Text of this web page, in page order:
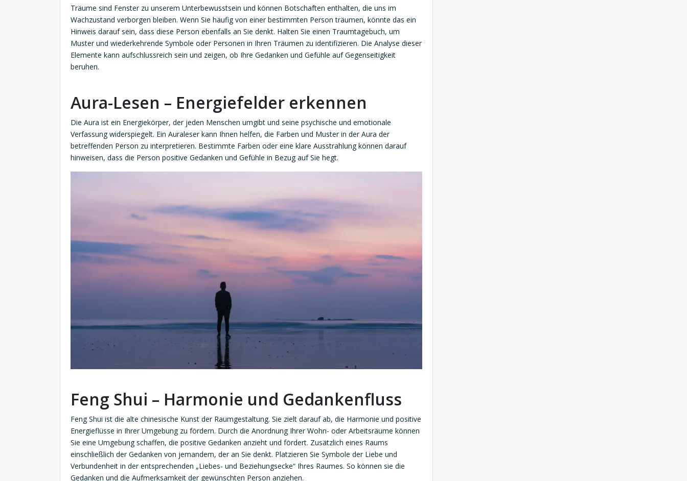
Träume sind Fenster zu unserem Unterbewusstsein und können Botschaften enthalten, die uns im
Wachzustand verborgen bleiben. Wenn Sie häufig von einer bestimmten Person träumen, könnte das ein
Hinweis darauf sein, dass diese Person ebenfalls an Sie denkt. Halten Sie einen Traumtagebuch, um
Muster und wiederkehrende Symbole oder Personen in Ihren Träumen zu identifizieren. Die Analyse dieser
Elemente kann aufschlussreich sein und zeigen, ob Ihre Gedanken und Gefühle auf Gegenseitigkeit
beruhen.
Aura-Lesen – Energiefelder erkennen
Die Aura ist ein Energiekörper, der jeden Menschen umgibt und seine psychische und emotionale
Verfassung widerspiegelt. Ein Auraleser kann Ihnen helfen, die Farben und Muster in der Aura der
betreffenden Person zu interpretieren. Bestimmte Farben oder eine klare Ausstrahlung können darauf
hinweisen, dass die Person positive Gedanken und Gefühle in Bezug auf Sie hegt.
Feng Shui – Harmonie und Gedankenfluss
Feng Shui ist die alte chinesische Kunst der Raumgestaltung. Sie zielt darauf ab, die Harmonie und positive
Energieflüsse in Ihrer Umgebung zu fördern. Durch die Anordnung Ihrer Wohn- oder Arbeitsräume können
Sie eine Umgebung schaffen, die positive Gedanken anzieht und fördert. Zusätzlich eines Raums
einschließlich der Gedanken von jemandem, der an Sie denkt. Platzieren Sie Symbole der Liebe und
Verbundenheit in der entsprechenden „Liebes- und Beziehungsecke“ Ihres Raumes. So können sie die
Gedanken und die Aufmerksamkeit der gewünschten Person anziehen.